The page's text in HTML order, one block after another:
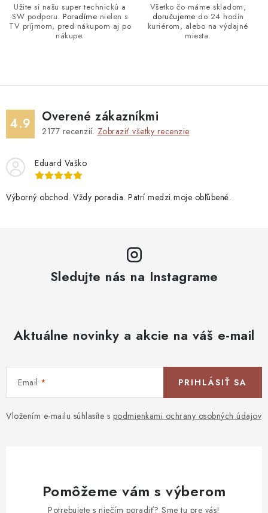
Užite si našu super technickú a
SW podporu. Poradíme nielen s
TV príjmom, pred nákupom aj po
nákupe.
Všetko čo máme skladom,
doručujeme do 24 hodín
kuriérom, alebo na výdajné
miesta.
4.9 Overené zákazníkmi
2177 recenzií. Zobraziť všetky recenzie
Eduard Vaško
Výborný obchod. Vždy poradia. Patrí medzi moje obľúbené.
Sledujte nás na Instagrame
Aktuálne novinky a akcie na váš e-mail
Email
Vložením e-mailu súhlasíte s podmienkami ochrany osobných údajov
PRIHLÁSIŤ SA
Pomôžeme vám s výberom
Potrebujete s niečím poradiť? Sme tu pre vás!